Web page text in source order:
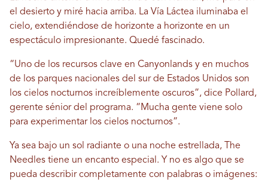
el desierto y miré hacia arriba. La Vía Láctea iluminaba el
cielo, extendiéndose de horizonte a horizonte en un
espectáculo impresionante. Quedé fascinado.
“Uno de los recursos clave en Canyonlands y en muchos
de los parques nacionales del sur de Estados Unidos son
los cielos nocturnos increíblemente oscuros”, dice Pollard,
gerente sénior del programa. “Mucha gente viene solo
para experimentar los cielos nocturnos”.
Ya sea bajo un sol radiante o una noche estrellada, The
Needles tiene un encanto especial. Y no es algo que se
pueda describir completamente con palabras o imágenes: